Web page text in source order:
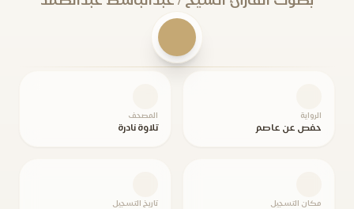
الرواية
حفص عن عاصم
المصحف
تلاوة نادرة
مكان التسجيل تاريخ التسجيل